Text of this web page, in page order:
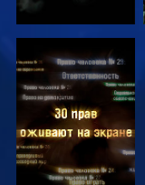
СМОТРЕТЬ